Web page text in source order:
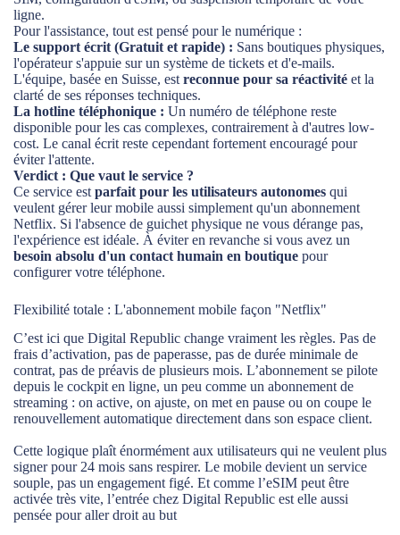
ligne.
Pour l'assistance, tout est pensé pour le numérique :
Le support écrit (Gratuit et rapide) : Sans boutiques physiques,
l'opérateur s'appuie sur un système de tickets et d'e-mails.
L'équipe, basée en Suisse, est reconnue pour sa réactivité et la
clarté de ses réponses techniques.
La hotline téléphonique : Un numéro de téléphone reste
disponible pour les cas complexes, contrairement à d'autres low-
cost. Le canal écrit reste cependant fortement encouragé pour
éviter l'attente.
Verdict : Que vaut le service ?
Ce service est parfait pour les utilisateurs autonomes qui
veulent gérer leur mobile aussi simplement qu'un abonnement
Netflix. Si l'absence de guichet physique ne vous dérange pas,
l'expérience est idéale. À éviter en revanche si vous avez un
besoin absolu d'un contact humain en boutique pour
configurer votre téléphone.
Flexibilité totale : L'abonnement mobile façon "Netflix"
C’est ici que Digital Republic change vraiment les règles. Pas de
frais d’activation, pas de paperasse, pas de durée minimale de
contrat, pas de préavis de plusieurs mois. L’abonnement se pilote
depuis le cockpit en ligne, un peu comme un abonnement de
streaming : on active, on ajuste, on met en pause ou on coupe le
renouvellement automatique directement dans son espace client.
Cette logique plaît énormément aux utilisateurs qui ne veulent plus
signer pour 24 mois sans respirer. Le mobile devient un service
souple, pas un engagement figé. Et comme l’eSIM peut être
activée très vite, l’entrée chez Digital Republic est elle aussi
pensée pour aller droit au but